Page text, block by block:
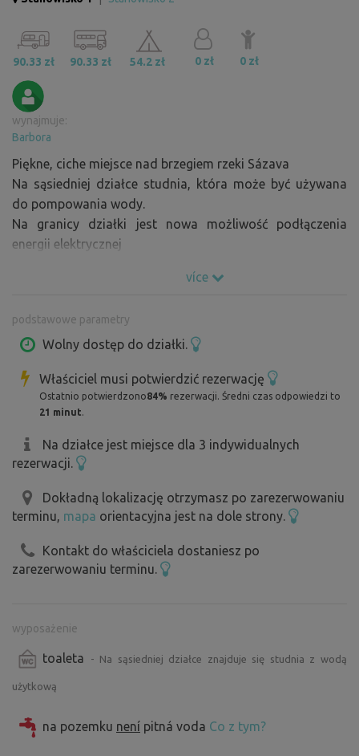
90.33 zł 90.33 zł 54.2 zł 0 zł 0 zł
wynajmuje:
Barbora
Piękne, ciche miejsce nad brzegiem rzeki Sázava
Na sąsiedniej działce studnia, która może być używana
do pompowania wody.
Na granicy działki jest nowa możliwość podłączenia
energii elektrycznej
více
podstawowe parametry
Wolny dostęp do działki.
Właściciel musi potwierdzić rezerwację
Ostatnio potwierdzono84% rezerwacji. Średni czas odpowiedzi to
21 minut.
Na działce jest miejsce dla 3 indywidualnych
rezerwacji.
Dokładną lokalizację otrzymasz po zarezerwowaniu
terminu, mapa orientacyjna jest na dole strony.
Kontakt do właściciela dostaniesz po
zarezerwowaniu terminu.
wyposażenie
toaleta - Na sąsiedniej działce znajduje się studnia z wodą
użytkową
na pozemku není pitná voda Co z tym?